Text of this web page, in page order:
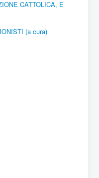
CATTOLICA, E
(a cura)